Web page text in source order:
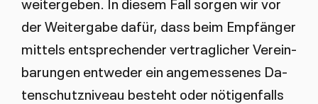
der Wei­ter­ga­be da­für, dass beim Emp­fän­ger
mit­tels ent­spre­chen­der ver­trag­li­cher Ver­ein­
ba­run­gen ent­we­der ein an­ge­mes­se­nes Da­
ten­schutz­ni­veau be­steht oder nö­ti­gen­falls